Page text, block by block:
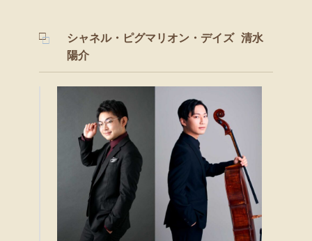
シャネル・ピグマリオン・デイズ 清水
陽介